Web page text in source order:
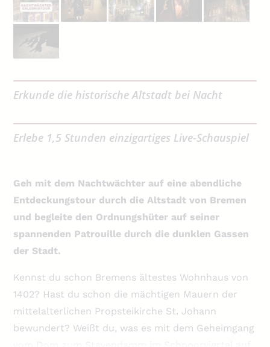
Erkunde die historische Altstadt bei Nacht
Erlebe 1,5 Stunden einzigartiges Live-Schauspiel
Geh mit dem Nachtwächter auf eine abendliche
Entdeckungstour durch die Altstadt von Bremen
und begleite den Ordnungshüter auf seiner
spannenden Patrouille durch die dunklen Gassen
der Stadt.
Kennst du schon Bremens ältestes Wohnhaus von
1402? Hast du schon die mächtigen Mauern der
mittelalterlichen Propsteikirche St. Johann
bewundert? Weißt du, was es mit dem Geheimgang